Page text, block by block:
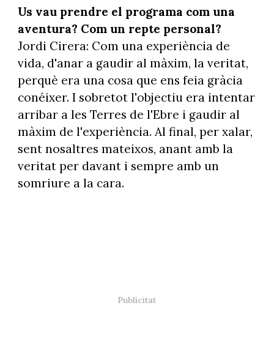
Us vau prendre el programa com una
aventura? Com un repte personal?
Jordi Cirera: Com una experiència de
vida, d'anar a gaudir al màxim, la veritat,
perquè era una cosa que ens feia gràcia
conéixer. I sobretot l'objectiu era intentar
arribar a les Terres de l'Ebre i gaudir al
màxim de l'experiència. Al final, per xalar,
sent nosaltres mateixos, anant amb la
veritat per davant i sempre amb un
somriure a la cara.